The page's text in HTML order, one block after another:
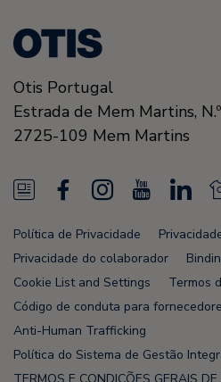
Otis Portugal
Estrada de Mem Martins,
2725-109 Mem Martins
N
e
w
s
F
e
a
c
e
b
o
I
n
s
t
a
g
o
u
u
b
L
i
n
k
e
d
Política de Privacidade
Privacidade do colaborador
Cookie List and Settings
Termos
Código de conduta para
Anti-Human Trafficking
Política do Sistema de Gestão